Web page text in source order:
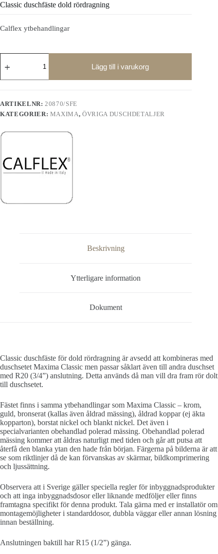
Classic duschfäste dold rördragning
Calflex ytbehandlingar
duschfäste
rördragning
Lägg till i varukorg
ARTIKELNR:20870/SFE
KATEGORIER: MAXIMA,ÖVRIGA DUSCHDETALJER
Beskrivning
Ytterligare information
Dokument
Classic duschfäste för dold rördragning är avsedd att kombineras med
duschsetet Maxima Classic men passar såklart även till andra duschset
med R20 (3/4”) anslutning. Detta används då man vill dra fram rör dolt
till duschsetet.
Fästet finns i samma ytbehandlingar som Maxima Classic – krom,
guld, bronserat (kallas även åldrad mässing), åldrad koppar (ej äkta
kopparton), borstat nickel och blankt nickel. Det även i
specialvarianten obehandlad polerad mässing. Obehandlad polerad
mässing kommer att åldras naturligt med tiden och går att putsa att
återfå den blanka ytan den hade från början. Färgerna på bilderna är att
se som riktlinjer då de kan förvanskas av skärmar, bildkomprimering
och ljussättning.
Observera att i Sverige gäller speciella regler för inbyggnadsprodukter
och att inga inbyggnadsdosor eller liknande medföljer eller finns
framtagna specifikt för denna produkt. Tala gärna med er installatör om
montagemöjligheter i standarddosor, dubbla väggar eller annan lösning
innan beställning.
Anslutningen baktill har R15 (1/2”) gänga.